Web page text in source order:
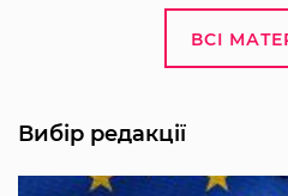
ВСІ
Вибір редакції